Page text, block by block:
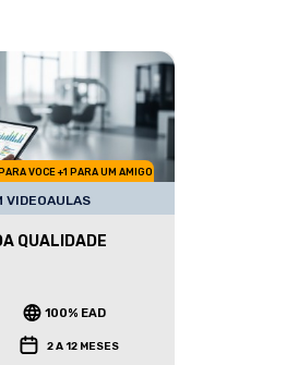
VOCE +1 PARA UM AMIGO
VIDEOAULAS
QUALIDADE
100% EAD
2 A 12 MESES